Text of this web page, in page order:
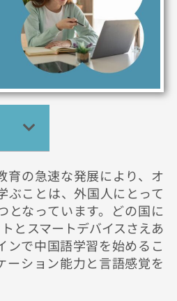
育の急速な発展により、オ
ぶことは、外国人にとって
となっています。どの国に
とスマートデバイスさえあ
ンで中国語学習を始めるこ
ーション能力と言語感覚を